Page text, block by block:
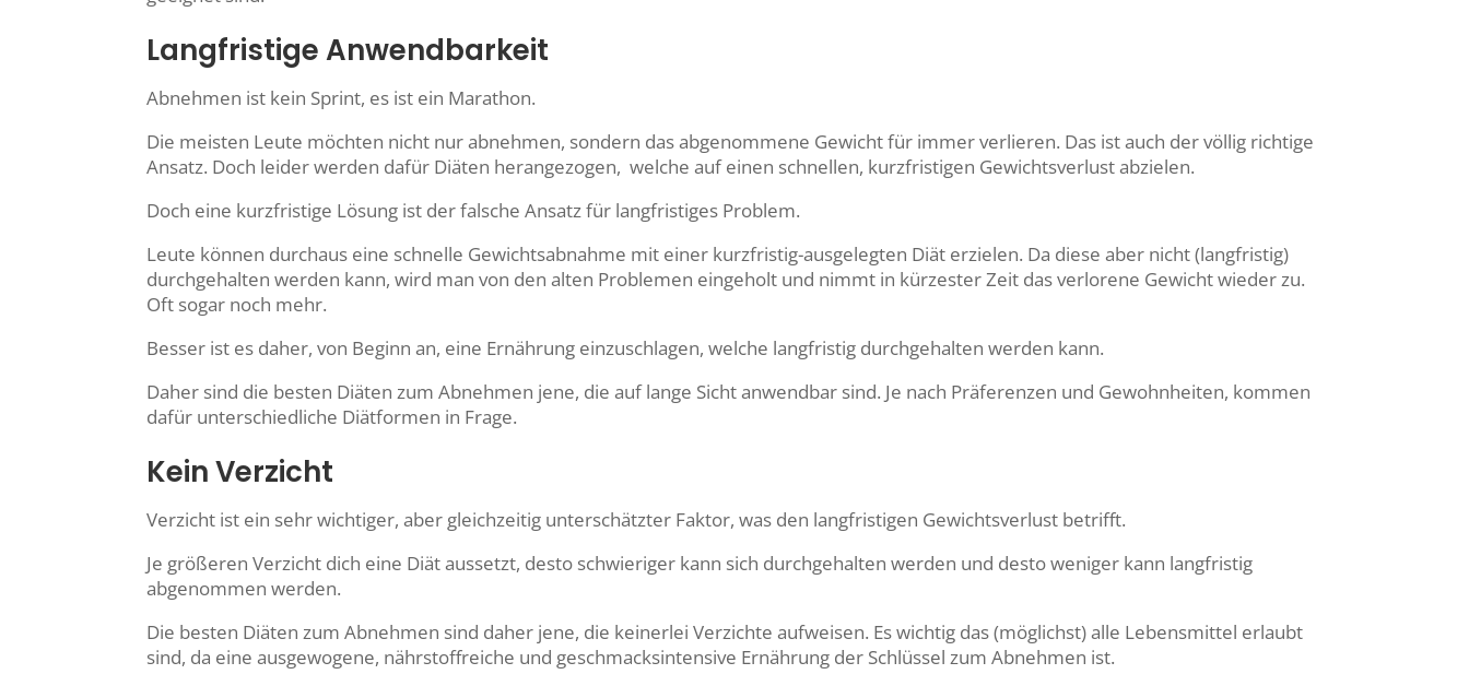
Langfristige Anwendbarkeit
Abnehmen ist kein Sprint, es ist ein Marathon.
Die meisten Leute möchten nicht nur abnehmen, sondern das abgenommene Gewicht für immer verlieren. Das ist auch der völlig richtige
Ansatz. Doch leider werden dafür Diäten herangezogen, welche auf einen schnellen, kurzfristigen Gewichtsverlust abzielen.
Doch eine kurzfristige Lösung ist der falsche Ansatz für langfristiges Problem.
Leute können durchaus eine schnelle Gewichtsabnahme mit einer kurzfristig-ausgelegten Diät erzielen. Da diese aber nicht (langfristig)
durchgehalten werden kann, wird man von den alten Problemen eingeholt und nimmt in kürzester Zeit das verlorene Gewicht wieder zu.
Oft sogar noch mehr.
Besser ist es daher, von Beginn an, eine Ernährung einzuschlagen, welche langfristig durchgehalten werden kann.
Daher sind die besten Diäten zum Abnehmen jene, die auf lange Sicht anwendbar sind. Je nach Präferenzen und Gewohnheiten, kommen
dafür unterschiedliche Diätformen in Frage.
Kein Verzicht
Verzicht ist ein sehr wichtiger, aber gleichzeitig unterschätzter Faktor, was den langfristigen Gewichtsverlust betrifft.
Je größeren Verzicht dich eine Diät aussetzt, desto schwieriger kann sich durchgehalten werden und desto weniger kann langfristig
abgenommen werden.
Die besten Diäten zum Abnehmen sind daher jene, die keinerlei Verzichte aufweisen. Es wichtig das (möglichst) alle Lebensmittel erlaubt
sind, da eine ausgewogene, nährstoffreiche und geschmacksintensive Ernährung der Schlüssel zum Abnehmen ist.